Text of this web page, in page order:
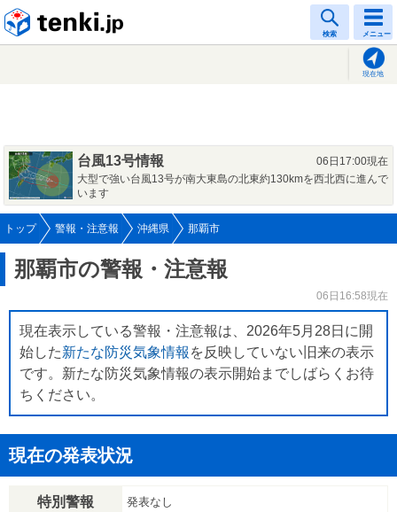
検索 メニュー
現在地
台風13号情報
06日17:00現在
大型で強い台風13号が南大東島の北東約130kmを西北西に進んで
います
トップ 警報・注意報 沖縄県 那覇市
那覇市の警報・注意報
06日16:58現在
現在表示している警報・注意報は、2026年5月28日に開
始した新たな防災気象情報 を反映していない旧来の表示
です。新たな防災気象情報の表示開始までしばらくお待
ちください。
現在の発表状況
特別警報 発表なし